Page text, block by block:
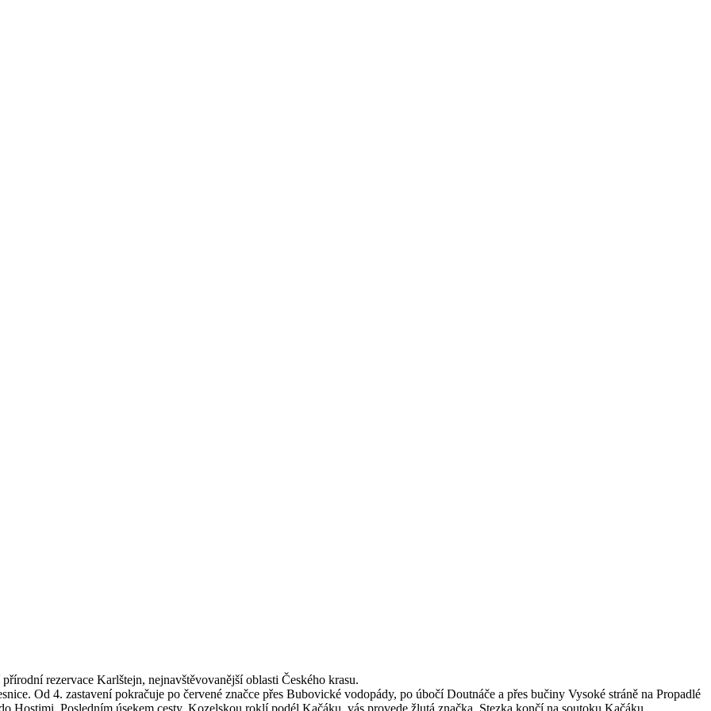
rezervace Karlštejn, nejnavštěvovanější oblasti Českého krasu.
Od 4. zastavení pokračuje po červené značce přes Bubovické vodopády, po úbočí Doutnáče a přes bučiny Vysoké stráně na Propadlé
Hostimi. Posledním úsekem cesty, Kozelskou roklí podél Kačáku, vás provede žlutá značka. Stezka končí na soutoku Kačáku